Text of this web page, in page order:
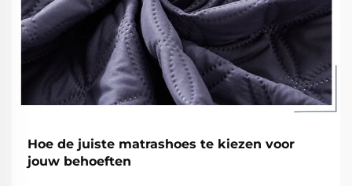
Hoe de juiste matrashoes te kiezen voor
jouw behoeften